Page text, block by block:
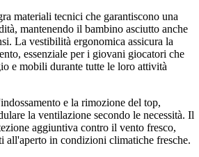
materiali tecnici che garantiscono una
mantenendo il bambino asciutto anche
La vestibilità ergonomica assicura la
essenziale per i giovani giocatori che
e mobili durante tutte le loro attività
e la rimozione del top,
la ventilazione secondo le necessità. Il
aggiuntiva contro il vento fresco,
all'aperto in condizioni climatiche fresche.